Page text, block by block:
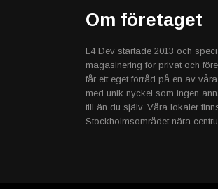
Om företaget
L4 Dev startade 2013 och
magasinering för privat och
får ett eget förråd på en av
med unik nyckel som ingen
till än du själv. Våra lokaler
Stockholmsområdet nära